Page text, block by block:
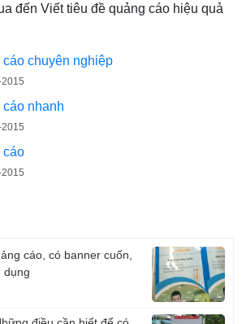
đến Viết tiêu đề quảng cáo hiệu quả
cáo chuyên nghiệp
cáo nhanh
cáo
cáo, có banner cuốn,
dụng